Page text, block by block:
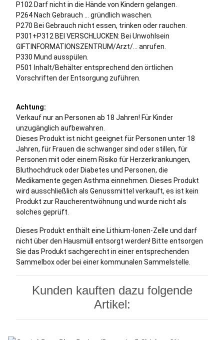
P102 Darf nicht in die Hände von Kindern gelangen.
P264 Nach Gebrauch … gründlich waschen.
P270 Bei Gebrauch nicht essen, trinken oder rauchen.
P301+P312 BEI VERSCHLUCKEN: Bei Unwohlsein
GIFTINFORMATIONSZENTRUM/Arzt/… anrufen.
P330 Mund ausspülen.
P501 Inhalt/Behälter entsprechend den örtlichen
Vorschriften der Entsorgung zuführen.
Achtung:
Verkauf nur an Personen ab 18 Jahren! Für Kinder
unzugänglich aufbewahren.
Dieses Produkt ist nicht geeignet für Personen unter 18
Jahren, für Frauen die schwanger sind oder stillen, für
Personen mit oder einem Risiko für Herzerkrankungen,
Bluthochdruck oder Diabetes und Personen, die
Medikamente gegen Asthma einnehmen. Dieses Produkt
wird ausschließlich als Genussmittel verkauft, es ist kein
Produkt zur Raucherentwöhnung und wurde nicht als
solches geprüft.
Dieses Produkt enthält eine Lithium-Ionen-Zelle und darf
nicht über den Hausmüll entsorgt werden! Bitte entsorgen
Sie das Produkt sachgerecht in einer entsprechenden
Sammelbox oder bei einer kommunalen Sammelstelle.
Kunden kauften dazu folgende
Artikel: